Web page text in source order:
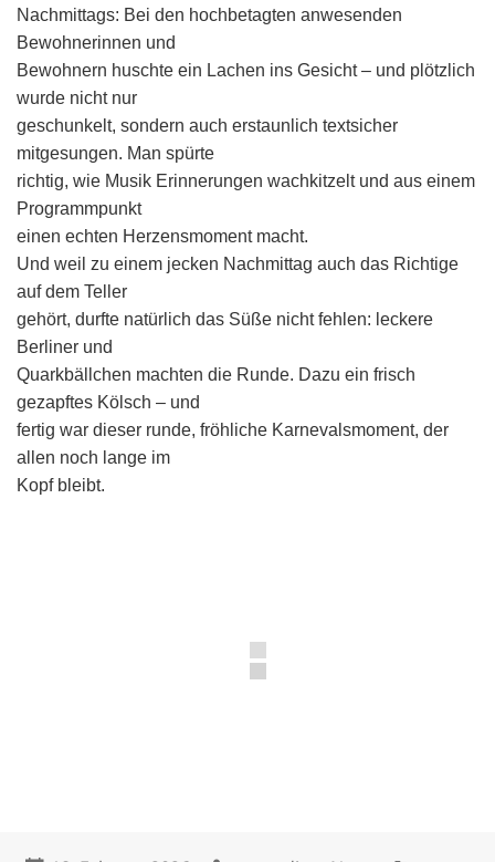
Nachmittags: Bei den hochbetagten anwesenden
Bewohnerinnen und
Bewohnern huschte ein Lachen ins Gesicht – und plötzlich
wurde nicht nur
geschunkelt, sondern auch erstaunlich textsicher
mitgesungen. Man spürte
richtig, wie Musik Erinnerungen wachkitzelt und aus einem
Programmpunkt
einen echten Herzensmoment macht.
Und weil zu einem jecken Nachmittag auch das Richtige
auf dem Teller
gehört, durfte natürlich das Süße nicht fehlen: leckere
Berliner und
Quarkbällchen machten die Runde. Dazu ein frisch
gezapftes Kölsch – und
fertig war dieser runde, fröhliche Karnevalsmoment, der
allen noch lange im
Kopf bleibt.